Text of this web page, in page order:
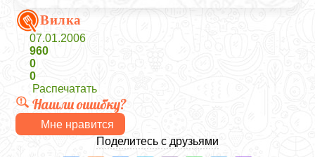
Вилка
07.01.2006
960
0
0
Распечатать
Нашли ошибку?
Мне нравится
Поделитесь с друзьями